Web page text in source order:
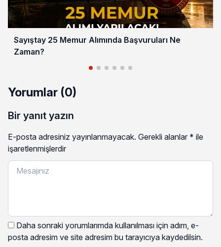
Sayıştay 25 Memur Alımında Başvuruları Ne
Zaman?
Yorumlar (0)
Bir yanıt yazın
E-posta adresiniz yayınlanmayacak. Gerekli alanlar * ile
işaretlenmişlerdir
Daha sonraki yorumlarımda kullanılması için adım, e-
posta adresim ve site adresim bu tarayıcıya kaydedilsin.